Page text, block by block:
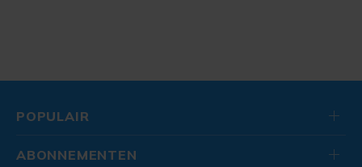
POPULAIR
ABONNEMENTEN